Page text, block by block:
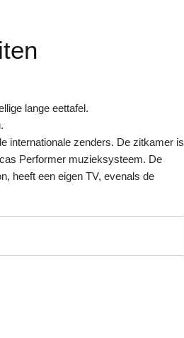
lange eettafel.
internationale zenders. De zitkamer is
Performer muzieksysteem. De
heeft een eigen TV, evenals de